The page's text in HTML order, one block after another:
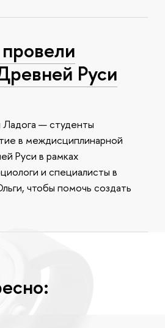
Руси
— студенты
в междисциплинарной
Руси в рамках
и специалисты в
чтобы помочь создать